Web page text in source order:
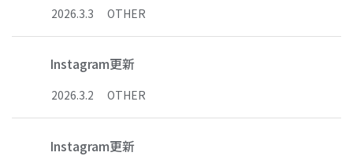
2026.3.3 OTHER
Instagram更新
2026.3.2 OTHER
Instagram更新